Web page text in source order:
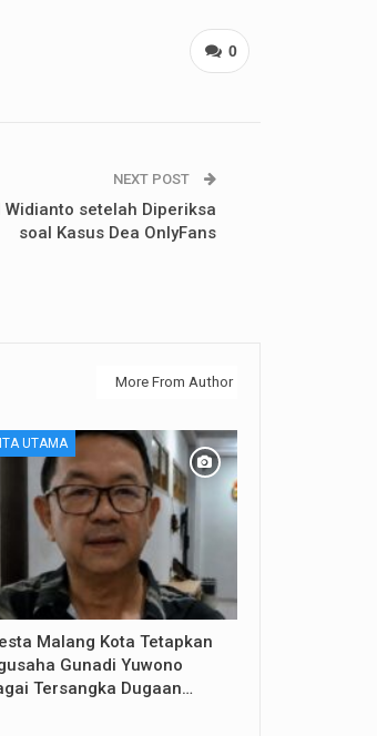
0
NEXT POST
setelah Diperiksa
soal Kasus Dea OnlyFans
More From Author
UTAMA
Malang Kota Tetapkan
Gunadi Yuwono
Tersangka Dugaan…